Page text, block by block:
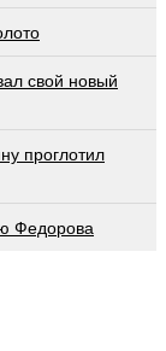
свой новый
проглотил
Федорова